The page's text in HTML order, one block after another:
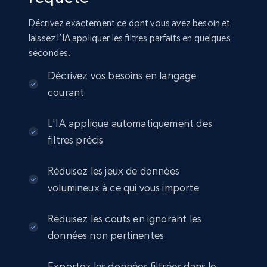
info, Stars, Feedbacks, Return policy, and more.
eCommerce
2.5K+
URL, Product id, Title, Seller name, Seller rating,
Seller reviews, Breadcrumbs, Root category, and
eCommerce
Décrivez exactement ce dont vous avez besoin et
laissez l’IA appliquer les filtres parfaits en quelques
secondes.
Décrivez vos besoins en langage
courant
L'IA applique automatiquement des
filtres précis
Réduisez les jeux de données
volumineux à ce qui vous importe
Réduisez les coûts en ignorant les
données non pertinentes